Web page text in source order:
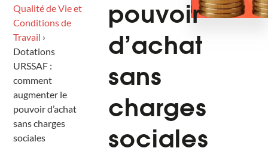
Qualité de Vie et
Conditions de
Travail ›
Dotations
URSSAF :
comment
augmenter le
pouvoir d’achat
sans charges
sociales
pouvoir
d’achat
sans
charges
sociales